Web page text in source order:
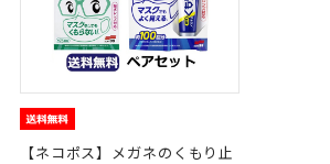
【ネコポス】メガネのくもり止